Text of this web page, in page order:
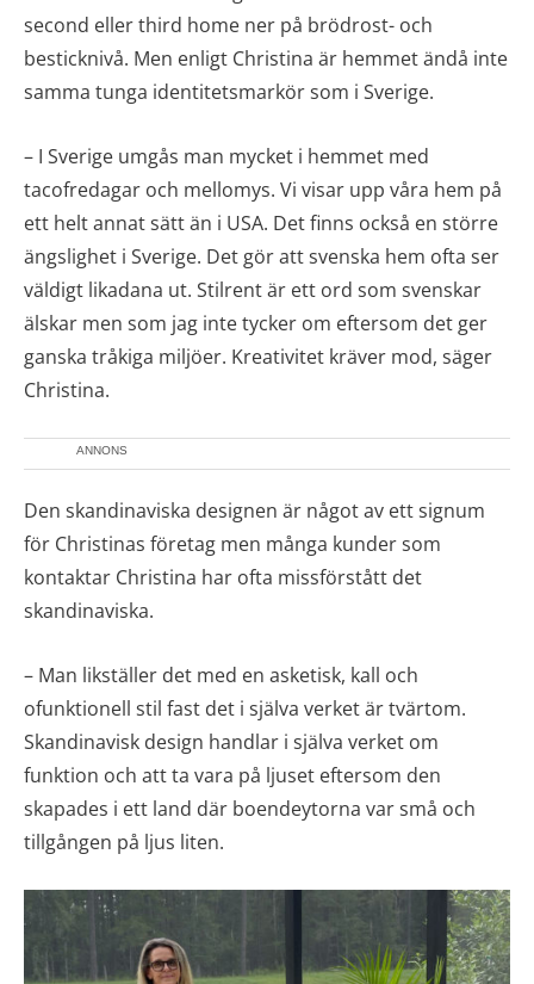
second eller third home ner på brödrost- och
besticknivå. Men enligt Christina är hemmet ändå inte
samma tunga identitetsmarkör som i Sverige.
– I Sverige umgås man mycket i hemmet med
tacofredagar och mellomys. Vi visar upp våra hem på
ett helt annat sätt än i USA. Det finns också en större
ängslighet i Sverige. Det gör att svenska hem ofta ser
väldigt likadana ut. Stilrent är ett ord som svenskar
älskar men som jag inte tycker om eftersom det ger
ganska tråkiga miljöer. Kreativitet kräver mod, säger
Christina.
ANNONS
Den skandinaviska designen är något av ett signum
för Christinas företag men många kunder som
kontaktar Christina har ofta missförstått det
skandinaviska.
– Man likställer det med en asketisk, kall och
ofunktionell stil fast det i själva verket är tvärtom.
Skandinavisk design handlar i själva verket om
funktion och att ta vara på ljuset eftersom den
skapades i ett land där boendeytorna var små och
tillgången på ljus liten.